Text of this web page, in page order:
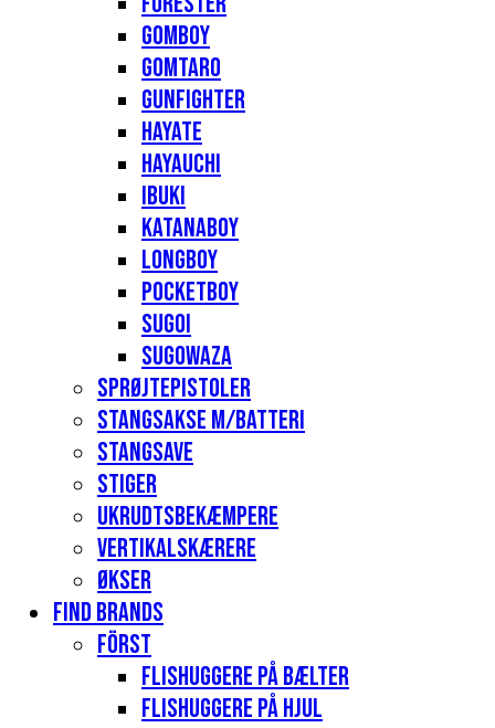
Gomboy
Gomtaro
Gunfighter
Hayate
Hayauchi
Ibuki
Katanaboy
Longboy
Pocketboy
Sugoi
Sugowaza
Sprøjtepistoler
Stangsakse m/batteri
Stangsave
Stiger
Ukrudtsbekæmpere
Vertikalskærere
Økser
Find Brands
Först
Flishuggere på bælter
Flishuggere på hjul